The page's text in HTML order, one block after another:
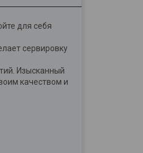
для себя
сервировку
Изысканный
качеством и